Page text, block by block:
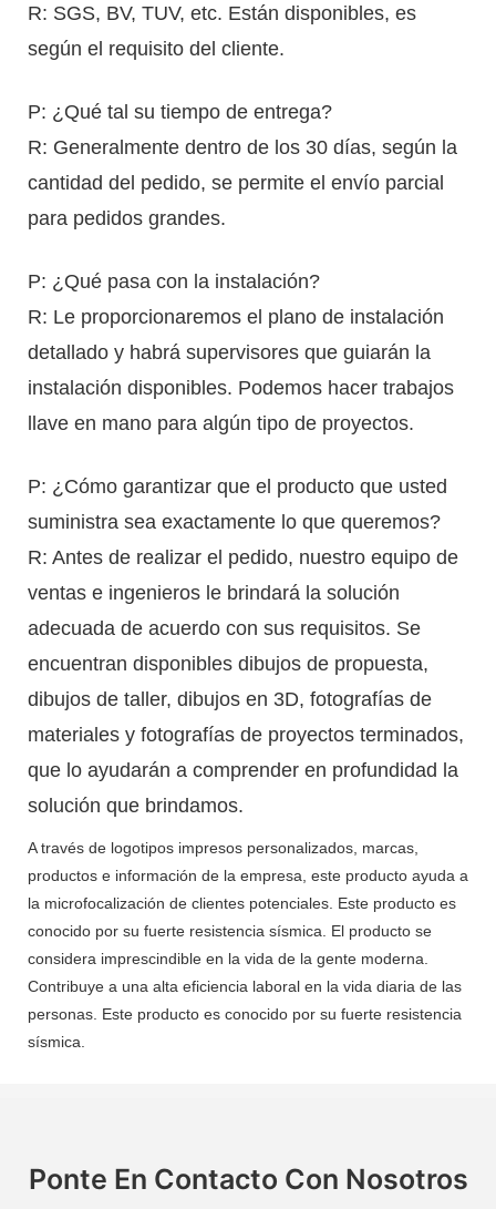
R: SGS, BV, TUV, etc. Están disponibles, es
según el requisito del cliente.
P: ¿Qué tal su tiempo de entrega?
R: Generalmente dentro de los 30 días, según la
cantidad del pedido, se permite el envío parcial
para pedidos grandes.
P: ¿Qué pasa con la instalación?
R: Le proporcionaremos el plano de instalación
detallado y habrá supervisores que guiarán la
instalación disponibles. Podemos hacer trabajos
llave en mano para algún tipo de proyectos.
P: ¿Cómo garantizar que el producto que usted
suministra sea exactamente lo que queremos?
R: Antes de realizar el pedido, nuestro equipo de
ventas e ingenieros le brindará la solución
adecuada de acuerdo con sus requisitos. Se
encuentran disponibles dibujos de propuesta,
dibujos de taller, dibujos en 3D, fotografías de
materiales y fotografías de proyectos terminados,
que lo ayudarán a comprender en profundidad la
solución que brindamos.
A través de logotipos impresos personalizados, marcas,
productos e información de la empresa, este producto ayuda a
la microfocalización de clientes potenciales. Este producto es
conocido por su fuerte resistencia sísmica. El producto se
considera imprescindible en la vida de la gente moderna.
Contribuye a una alta eficiencia laboral en la vida diaria de las
personas. Este producto es conocido por su fuerte resistencia
sísmica.
Ponte En Contacto Con Nosotros